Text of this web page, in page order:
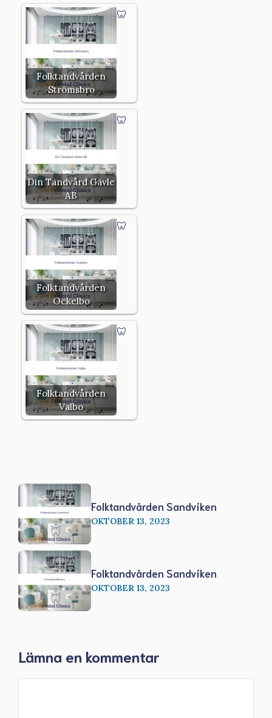
Folktandvården
Strömsbro
Din Tandvård Gävle
AB
Folktandvården
Ockelbo
Folktandvården
Valbo
Folktandvården Sandviken
OKTOBER 13, 2023
Folktandvården Sandviken
OKTOBER 13, 2023
Lämna en kommentar